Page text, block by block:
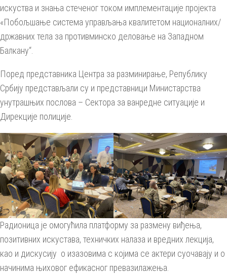
искуства и знања стеченог током имплементације пројекта
«Побољшање система управљања квалитетом националних/
државних тела за противминско деловање на Западном
Балкану“.
Поред представника Центра за разминирање, Републику
Србију представљали су и представници Министарства
унутрашњих послова – Сектора за ванредне ситуације и
Дирекције полиције.
Радионица је омогућила платформу за размену виђења,
позитивних искустава, техничких налаза и вредних лекција,
као и дискусију о изазовима с којима се актери суочавају и о
начинима њиховог ефикасног превазилажења.